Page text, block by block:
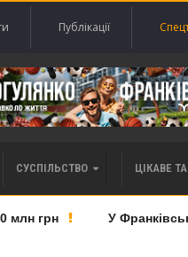
Публікації
СУСПІЛЬСТВО ЦІКАВЕ
грн У